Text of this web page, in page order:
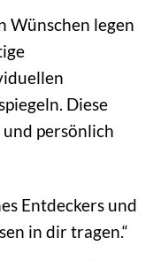
Wünschen legen
Diese
persönlich
Entdeckers und
in dir tragen.“